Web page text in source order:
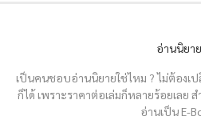
อ่านนิยาย
เป็นคนชอบอ่านนิยายใช่ไหม ? ไม่ต้องเ
ก็ได้ เพราะราคาต่อเล่มก็หลายร้อยเล
อ่านเป็น E-